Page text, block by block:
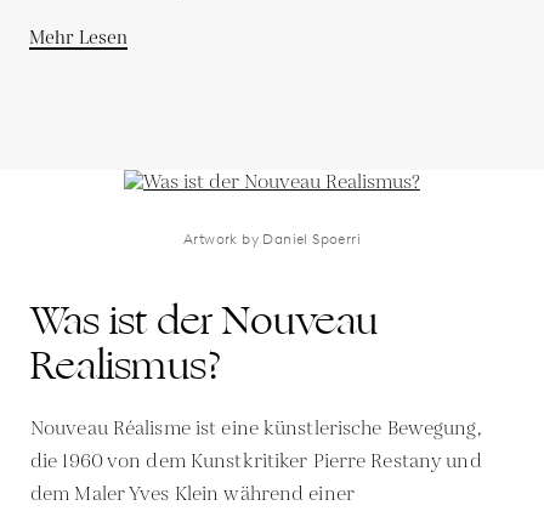
Mehr Lesen
Artwork by Daniel Spoerri
Was ist der Nouveau
Realismus?
Nouveau Réalisme ist eine künstlerische Bewegung,
die 1960 von dem Kunstkritiker Pierre Restany und
dem Maler Yves Klein während einer